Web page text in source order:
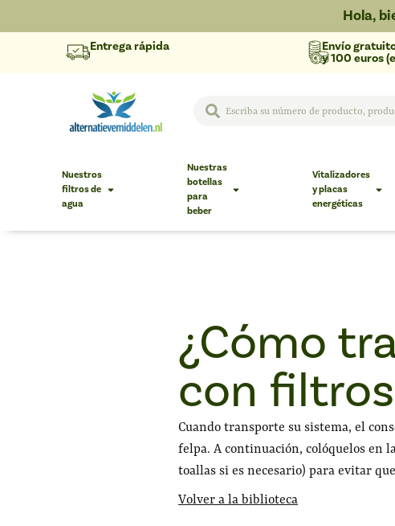
Hola,
Entrega rápida Envío
y 100 euros
Nuestros
filtros de
agua
Nuestras
botellas
para
beber
Vitalizadores
y placas
energéticas
¿Cómo
con filtros
Cuando transporte su sistema, el
felpa. A continuación, colóquelos en
toallas si es necesario) para evitar
Volver a la biblioteca